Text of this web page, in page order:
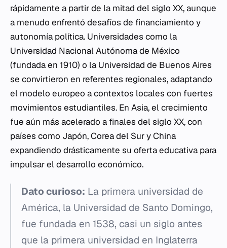
rápidamente a partir de la mitad del siglo XX, aunque
a menudo enfrentó desafíos de financiamiento y
autonomía política. Universidades como la
Universidad Nacional Autónoma de México
(fundada en 1910) o la Universidad de Buenos Aires
se convirtieron en referentes regionales, adaptando
el modelo europeo a contextos locales con fuertes
movimientos estudiantiles. En Asia, el crecimiento
fue aún más acelerado a finales del siglo XX, con
países como Japón, Corea del Sur y China
expandiendo drásticamente su oferta educativa para
impulsar el desarrollo económico.
Dato curioso: La primera universidad de
América, la Universidad de Santo Domingo,
fue fundada en 1538, casi un siglo antes
que la primera universidad en Inglaterra